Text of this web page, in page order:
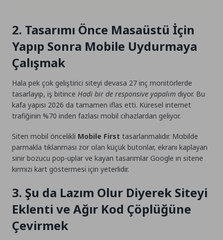
2. Tasarımı Önce Masaüstü İçin
Yapıp Sonra Mobile Uydurmaya
Çalışmak
Hala pek çok geliştirici siteyi devasa 27 inç monitörlerde
tasarlayıp, iş bitinceHadi bir de responsive yapalım diyor. Bu
kafa yapısı 2026 da tamamen iflas etti. Küresel internet
trafiğinin %70 inden fazlası mobil cihazlardan geliyor.
Siten mobil öncelikli Mobile Firsttasarlanmalıdır. Mobilde
parmakla tıklanması zor olan küçük butonlar, ekranı kaplayan
sinir bozucu pop-uplar ve kayan tasarımlar Google ın sitene
kırmızı kart göstermesi için yeterlidir.
3. Şu da Lazım Olur Diyerek Siteyi
Eklenti ve Ağır Kod Çöplüğüne
Çevirmek